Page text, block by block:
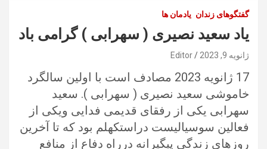
گفتگوهای زندان یادمان ها
یاد سعید نصیری ( سهرابی ) گرامی باد
ژانویه 9, 2023 Editor
17 ژانویه 2023 مصادف است با اولین سالگرد
خاموشی سعید نصیری ( سهرابی ). سعید
سهرابی یکی از رفقای قدیمی فدایی ویکی از
فعالین سوسیالیست دراستکهلم بود که تا آخرین
روزهای زندگی پیگیرانه درراه دفاع از منافع